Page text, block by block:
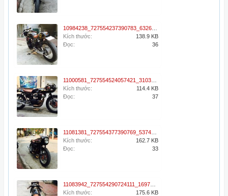
Kích thước:
138.9 KB
Đọc:
36
Kích thước:
114.4 KB
Đọc:
37
Kích thước:
162.7 KB
Đọc:
33
Kích thước:
175.6 KB